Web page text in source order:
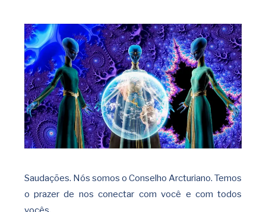
Saudações. Nós somos o Conselho Arcturiano. Temos
o prazer de nos conectar com você e com todos